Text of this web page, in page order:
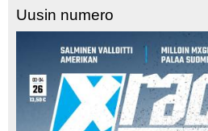
Uusin numero